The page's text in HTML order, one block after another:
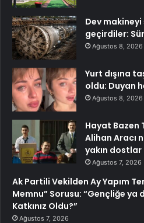
Dev
geçirdiler:
Ağustos 8, 2026
Yurt dışına
oldu: Duyan
Ağustos 8, 2026
Hayat Bazen
Alihan Aracı
yakın dostlar
Ağustos 7, 2026
Ak Partili Vekilden Ay Yapım
Memnu” Sorusu: “Gençliğe ya
Katkınız Oldu?”
Ağustos 7, 2026